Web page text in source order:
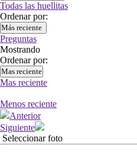
Todas las huellitas
Ordenar por:
Más reciente
Preguntas
Mostrando
Ordenar por:
Mas reciente
Mas reciente
Menos reciente
Anterior
Siguiente
Seleccionar foto